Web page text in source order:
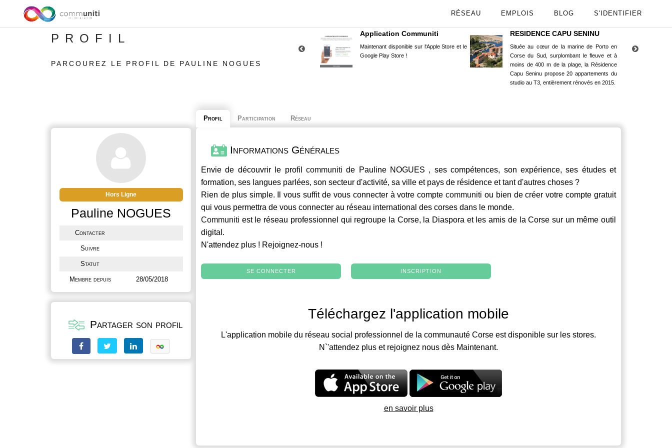
RÉSEAU EMPLOIS BLOG S'IDENTIFIER
PROFIL
PARCOUREZ LE PROFIL DE PAULINE NOGUES
Application Communiti
Maintenant disponible sur l'Apple Store et le
Google Play Store !
RESIDENCE CAPU SENINU
Située au cœur de la marine de Porto en
Corse du Sud, surplombant le fleuve et à
moins de 400 m de la plage, la Résidence
Capu Seninu propose 20 appartements du
studio au T3, entièrement rénovés en 2015.
Hors Ligne
Pauline NOGUES
Contacter
Suivre
Statut
Membre depuis 28/05/2018
Partager son profil
Profil Participation Réseau
Informations Générales
Envie de découvrir le profil communiti de Pauline NOGUES , ses compétences, son expérience, ses études et
formation, ses langues parlées, son secteur d'activité, sa ville et pays de résidence et tant d'autres choses ?
Rien de plus simple. Il vous suffit de vous connecter à votre comptecommuniti ou bien de créer votre compte gratuit
qui vous permettra de vous connecter au réseau international des corses dans le monde.
Communiti est le réseau professionnel qui regroupe la Corse, la Diaspora et les amis de la Corse sur un même outil
digital.
N'attendez plus ! Rejoignez-nous !
SE CONNECTER INSCRIPTION
Téléchargez l'application mobile
L'application mobile du réseau social professionnel de la communauté Corse est disponible sur les stores.
N`'attendez plus et rejoignez nous dès Maintenant.
en savoir plus